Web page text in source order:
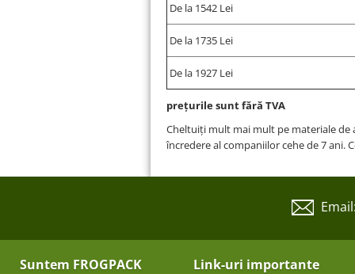
De la 1542 Lei
De la 1735 Lei
De la 1927 Lei
prețurile sunt fără TVA
Cheltuiți mult mai mult pe materiale de
încredere al companiilor cehe de 7 ani.
Suntem FROGPACK Link-uri importante